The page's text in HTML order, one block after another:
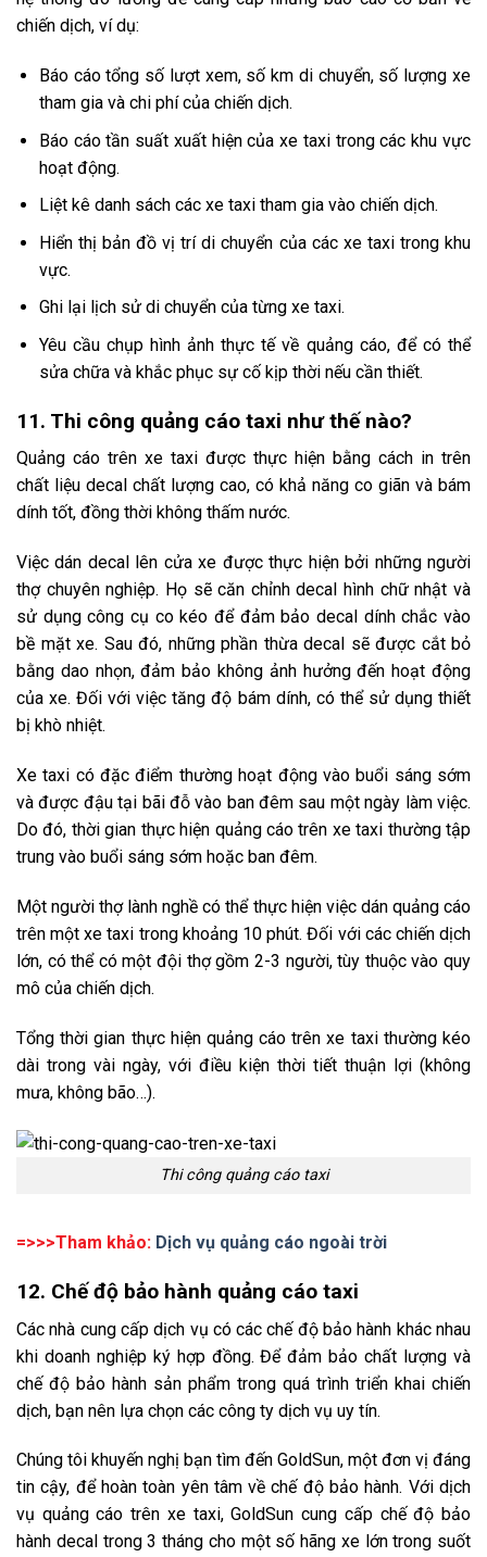
chiến dịch, ví dụ:
Báo cáo tổng số lượt xem, số km di chuyển, số lượng xe
tham gia và chi phí của chiến dịch.
Báo cáo tần suất xuất hiện của xe taxi trong các khu vực
hoạt động.
Liệt kê danh sách các xe taxi tham gia vào chiến dịch.
Hiển thị bản đồ vị trí di chuyển của các xe taxi trong khu
vực.
Ghi lại lịch sử di chuyển của từng xe taxi.
Yêu cầu chụp hình ảnh thực tế về quảng cáo, để có thể
sửa chữa và khắc phục sự cố kịp thời nếu cần thiết.
11. Thi công quảng cáo taxi như thế nào?
Quảng cáo trên xe taxi được thực hiện bằng cách in trên
chất liệu decal chất lượng cao, có khả năng co giãn và bám
dính tốt, đồng thời không thấm nước.
Việc dán decal lên cửa xe được thực hiện bởi những người
thợ chuyên nghiệp. Họ sẽ căn chỉnh decal hình chữ nhật và
sử dụng công cụ co kéo để đảm bảo decal dính chắc vào
bề mặt xe. Sau đó, những phần thừa decal sẽ được cắt bỏ
bằng dao nhọn, đảm bảo không ảnh hưởng đến hoạt động
của xe. Đối với việc tăng độ bám dính, có thể sử dụng thiết
bị khò nhiệt.
Xe taxi có đặc điểm thường hoạt động vào buổi sáng sớm
và được đậu tại bãi đỗ vào ban đêm sau một ngày làm việc.
Do đó, thời gian thực hiện quảng cáo trên xe taxi thường tập
trung vào buổi sáng sớm hoặc ban đêm.
Một người thợ lành nghề có thể thực hiện việc dán quảng cáo
trên một xe taxi trong khoảng 10 phút. Đối với các chiến dịch
lớn, có thể có một đội thợ gồm 2-3 người, tùy thuộc vào quy
mô của chiến dịch.
Tổng thời gian thực hiện quảng cáo trên xe taxi thường kéo
dài trong vài ngày, với điều kiện thời tiết thuận lợi (không
mưa, không bão…).
Thi công quảng cáo taxi
=>>>Tham khảo: Dịch vụ quảng cáo ngoài trời
12. Chế độ bảo hành quảng cáo taxi
Các nhà cung cấp dịch vụ có các chế độ bảo hành khác nhau
khi doanh nghiệp ký hợp đồng. Để đảm bảo chất lượng và
chế độ bảo hành sản phẩm trong quá trình triển khai chiến
dịch, bạn nên lựa chọn các công ty dịch vụ uy tín.
Chúng tôi khuyến nghị bạn tìm đến GoldSun, một đơn vị đáng
tin cậy, để hoàn toàn yên tâm về chế độ bảo hành. Với dịch
vụ quảng cáo trên xe taxi, GoldSun cung cấp chế độ bảo
hành decal trong 3 tháng cho một số hãng xe lớn trong suốt